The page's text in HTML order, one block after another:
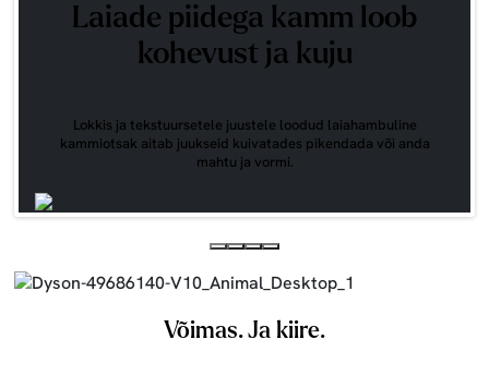
Laiade piidega kamm loob
kohevust ja kuju
Lokkis ja tekstuursetele juustele loodud laiahambuline
kammiotsak aitab juukseid kuivatades pikendada või anda
mahtu ja vormi.
Võimas. Ja kiire.